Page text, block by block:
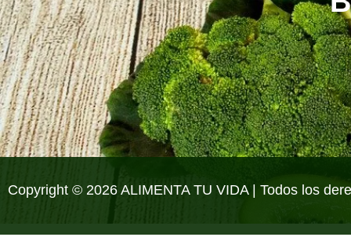
Copyright © 2026 ALIMENTA TU VIDA | Todos los